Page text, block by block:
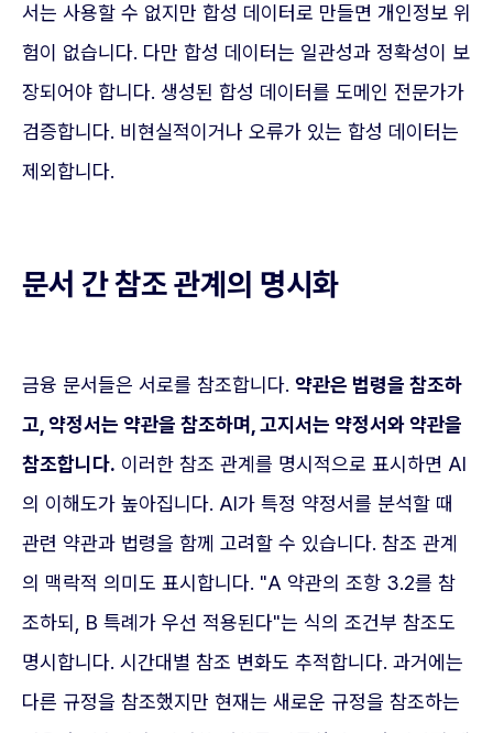
서는 사용할 수 없지만 합성 데이터로 만들면 개인정보 위
험이 없습니다. 다만 합성 데이터는 일관성과 정확성이 보
장되어야 합니다. 생성된 합성 데이터를 도메인 전문가가
검증합니다. 비현실적이거나 오류가 있는 합성 데이터는
제외합니다.
문서 간 참조 관계의 명시화
금융 문서들은 서로를 참조합니다. 약관은 법령을 참조하
고, 약정서는 약관을 참조하며, 고지서는 약정서와 약관을
참조합니다. 이러한 참조 관계를 명시적으로 표시하면 AI
의 이해도가 높아집니다. AI가 특정 약정서를 분석할 때
관련 약관과 법령을 함께 고려할 수 있습니다. 참조 관계
의 맥락적 의미도 표시합니다. "A 약관의 조항 3.2를 참
조하되, B 특례가 우선 적용된다"는 식의 조건부 참조도
명시합니다. 시간대별 참조 변화도 추적합니다. 과거에는
다른 규정을 참조했지만 현재는 새로운 규정을 참조하는